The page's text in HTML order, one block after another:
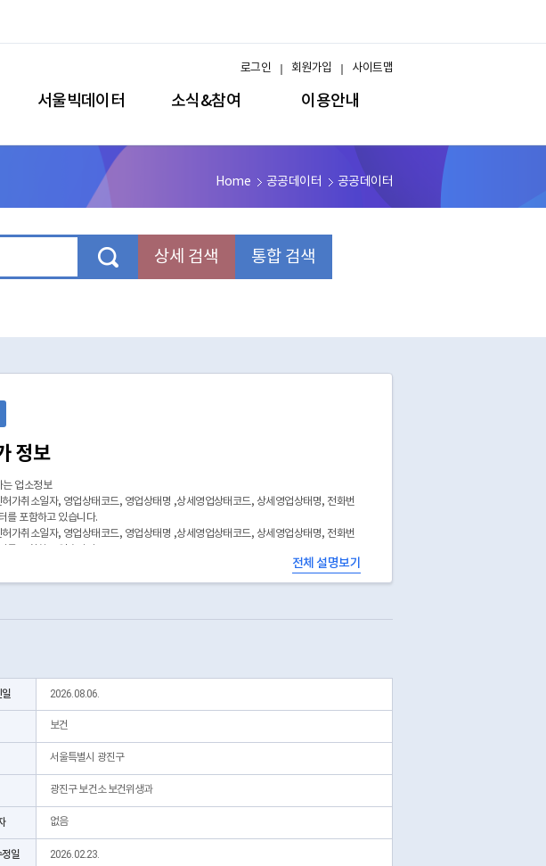
서울빅데이터 소식&참여 이용안내
로그인 회원가입 사이트맵
Home 공공데이터 공공데이터
상세 검색 통합 검색
정보
는 업소정보
가취소일자, 영업상태코드, 영업상태명 ,상세영업상태코드, 상세영업상태명, 전화번
를 포함하고 있습니다.
가취소일자, 영업상태코드, 영업상태명 ,상세영업상태코드, 상세영업상태명, 전화번
전체 설명보기
2026.08.06.
보건
서울특별시 광진구
광진구 보건소 보건위생과
없음
일 2026.02.23.